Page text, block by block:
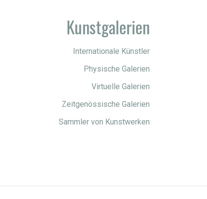
Kunstgalerien
Internationale Künstler
Physische Galerien
Virtuelle Galerien
Zeitgenössische Galerien
Sammler von Kunstwerken